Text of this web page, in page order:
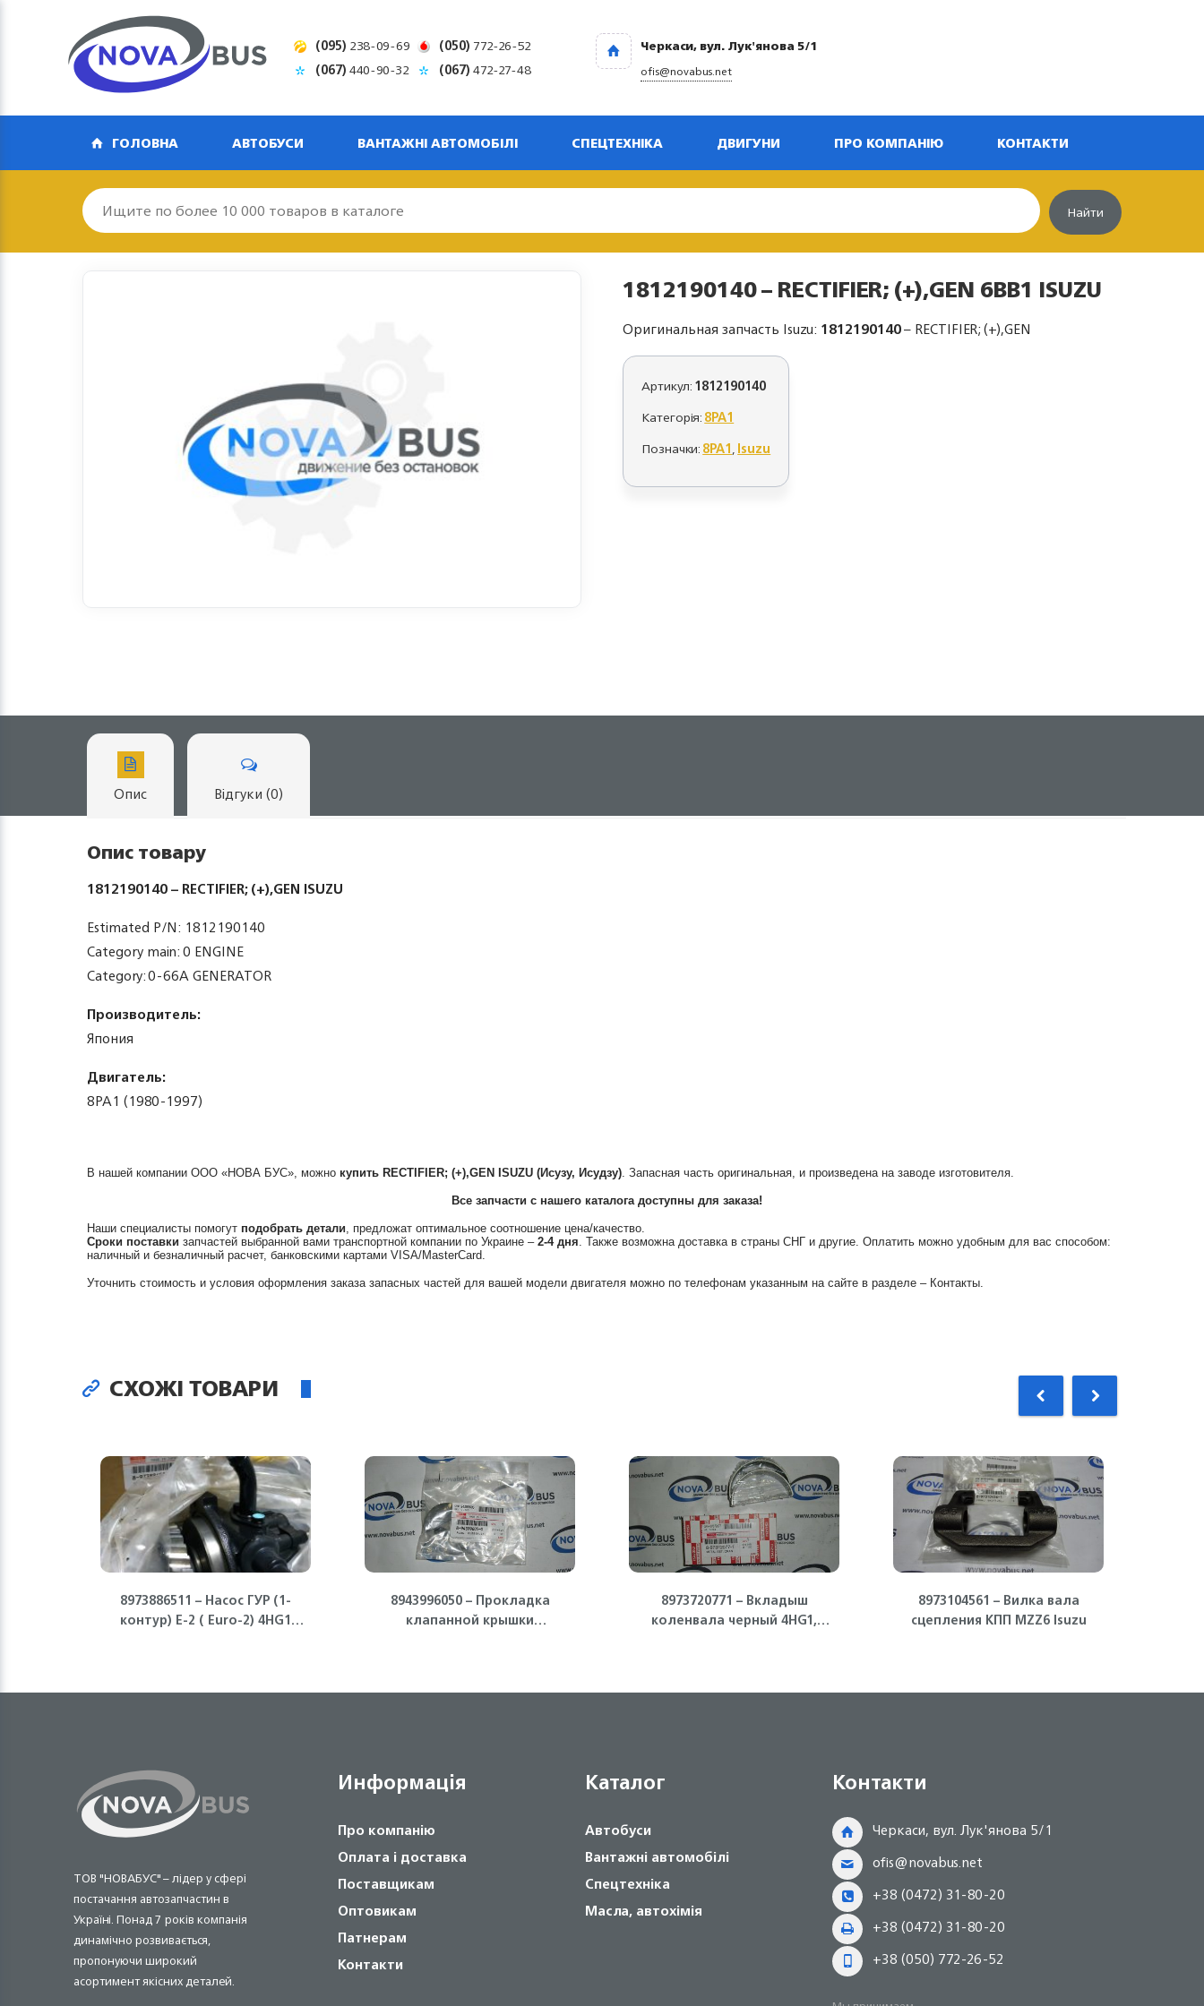
(095) 238-09-69 (050) 772-26-52
(067)440-90-32 (067)472-27-48
Черкаси, вул. Лук'янова 5/1
ofis@novabus.net
ГОЛОВНА АВТОБУСИ ВАНТАЖНІ АВТОМОБІЛІ СПЕЦТЕХНІКА ДВИГУНИ ПРО КОМПАНІЮ КОНТАКТИ
Найти
1812190140 – RECTIFIER; (+),GEN 6BB1 ISUZU
Оригинальная запчасть Isuzu: 1812190140– RECTIFIER; (+),GEN
Артикул:1812190140
Категорія:8PA1
Позначки:8PA1,Isuzu
Опис Відгуки (0)
Опис товару
1812190140 – RECTIFIER; (+),GEN ISUZU
Estimated P/N: 1812190140
Category main: 0 ENGINE
Category: 0-66A GENERATOR
Производитель:
Япония
Двигатель:
8PA1 (1980-1997)
В нашей компании ООО «НОВА БУС», можно купить RECTIFIER; (+),GEN ISUZU (Исузу, Исудзу). Запасная часть оригинальная, и произведена на заводе изготовителя.
Все запчасти с нашего каталога доступны для заказа!
Наши специалисты помогут подобрать детали, предложат оптимальное соотношение цена/качество.
Сроки поставки запчастей выбранной вами транспортной компании по Украине – 2-4 дня. Также возможна доставка в страны СНГ и другие. Оплатить можно удобным для вас способом:
наличный и безналичный расчет, банковскими картами VISA/MasterCard.
Уточнить стоимость и условия оформления заказа запасных частей для вашей модели двигателя можно по телефонам указанным на сайте в разделе – Контакты.
СХОЖІ ТОВАРИ
8973886511 – Насос ГУР (1-
контур) Е-2 ( Euro-2) 4HG1
8943996050 – Прокладка
клапанной крышки
8973720771 – Вкладыш
коленвала черный 4HG1,
8973104561 – Вилка вала
сцепления КПП MZZ6 Isuzu
ТОВ "НОВАБУС" – лідер у сфері
постачання автозапчастин в
Україні. Понад 7 років компанія
динамічно розвивається,
пропонуючи широкий
асортимент якісних деталей.
Информація
Про компанію
Оплата і доставка
Поставщикам
Оптовикам
Патнерам
Контакти
Каталог
Автобуси
Вантажні автомобілі
Спецтехніка
Масла, автохімія
Контакти
Черкаси, вул. Лук'янова 5/1
ofis@novabus.net
+38 (0472) 31-80-20
+38 (0472) 31-80-20
+38 (050) 772-26-52